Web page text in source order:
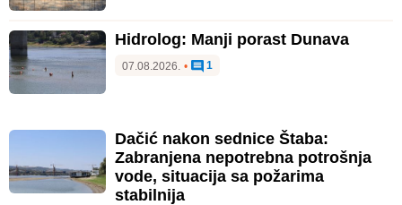
Hidrolog: Manji porast Dunava
07.08.2026. • 1
Dačić nakon sednice Štaba:
Zabranjena nepotrebna potrošnja
vode, situacija sa požarima
stabilnija